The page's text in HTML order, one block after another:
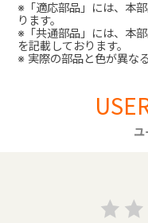
※「適応部品」には、本
ります。
※「共通部品」には、本
を記載しております。
※ 実際の部品と色が異な